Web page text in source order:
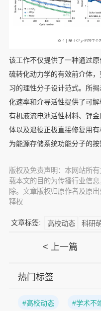
该工作不仅提供了一种通过
硫转化动力学的有效前介体
习的理性分子设计范式。所
化速率和介导活性提供了可
有机液流电池活性材料、锂
体以及退役正极直接修复用
为能源存储系统功能分子的按
版权及免责声明：本网站所
载本文的目的为传播行业信
除。文章版权归原作者及原
释权
文章标签: 高校动态 科研
< 上一篇
热门标签
#高校动态 #学术不